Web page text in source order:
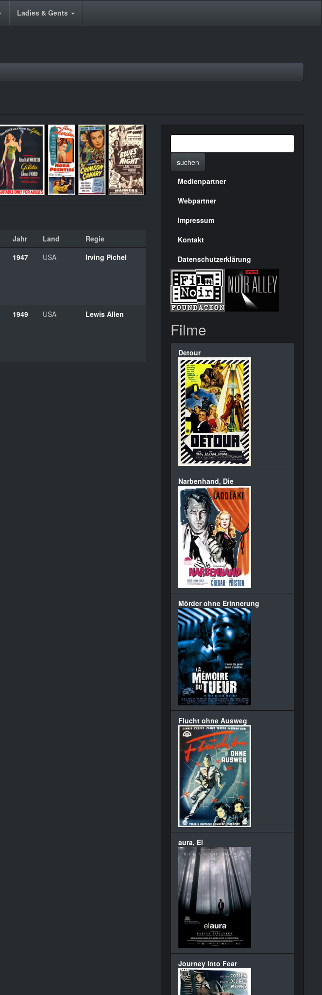
Ladies & Gents
Jahr Land Regie
1947 USA Irving Pichel
1949 USA Lewis Allen
suchen
Menülinks
rechte
Seite
Medienpartner
Webpartner
Impressum
Kontakt
Datenschutzerklärung
Filme
Detour
Narbenhand, Die
Mörder ohne Erinnerung
Flucht ohne Ausweg
aura, El
Journey Into Fear